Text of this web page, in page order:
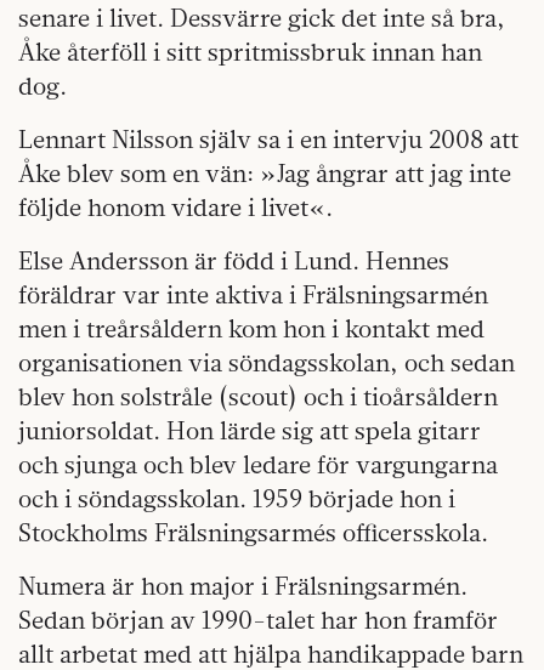
senare i livet. Dessvärre gick det inte så bra,
Åke återföll i sitt spritmissbruk innan han
dog.
Lennart Nilsson själv sa i en intervju 2008 att
Åke blev som en vän: »Jag ångrar att jag inte
följde honom vidare i livet«.
Else Andersson är född i Lund. Hennes
föräldrar var inte aktiva i Frälsningsarmén
men i treårsåldern kom hon i kontakt med
organisationen via söndagsskolan, och sedan
blev hon solstråle (scout) och i tioårsåldern
juniorsoldat. Hon lärde sig att spela gitarr
och sjunga och blev ledare för vargungarna
och i söndagsskolan. 1959 började hon i
Stockholms Frälsningsarmés officersskola.
Numera är hon major i Frälsningsarmén.
Sedan början av 1990-talet har hon framför
allt arbetat med att hjälpa handikappade barn